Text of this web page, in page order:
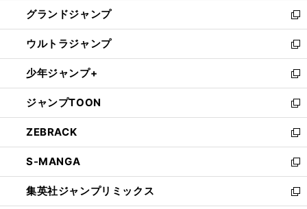
で
開
く
ド
ウ
で
開
く
ィ
ン
ド
ウ
で
開
く
い
ウ
ィ
ン
ド
ウ
で
開
く
グランドジャンプ
新
し
い
ウ
ィ
ン
ド
ウ
で
開
く
ウルトラジャンプ
新
し
い
ウ
ィ
ン
ド
ウ
で
開
く
少年ジャンプ+
新
し
い
ウ
ィ
ン
ド
ウ
で
開
ジャンプTOON
新
し
い
ウ
ィ
ン
ド
ウ
ZEBRACK
新
し
い
ウ
ィ
S-MANGA
新
し
い
集英社ジャンプリミックス
新